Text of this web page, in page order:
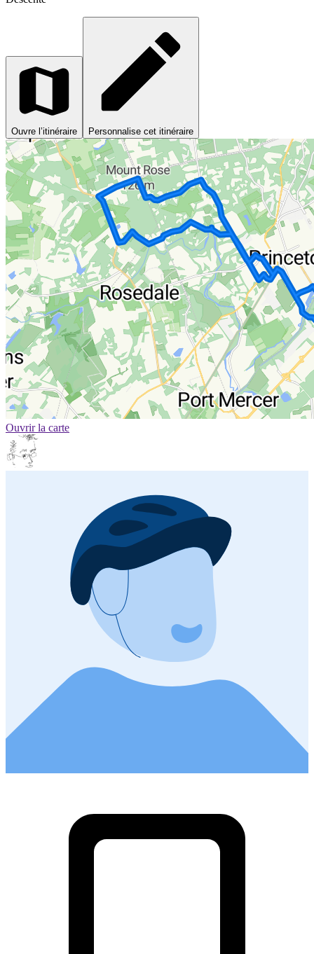
Ouvre l’itinéraire Personnalise cet itinéraire
Ouvrir la carte